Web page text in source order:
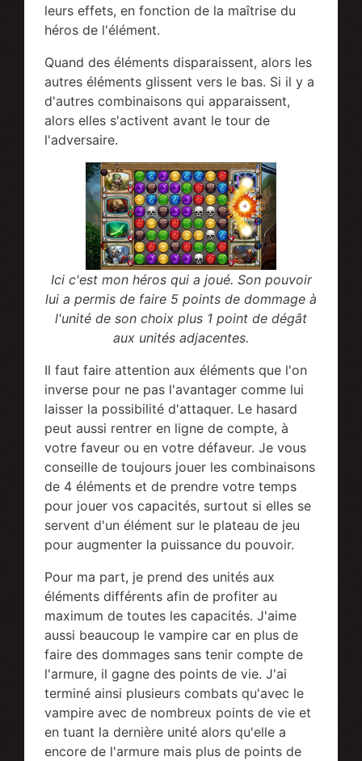
leurs effets, en fonction de la maîtrise du
héros de l'élément.
Quand des éléments disparaissent, alors les
autres éléments glissent vers le bas. Si il y a
d'autres combinaisons qui apparaissent,
alors elles s'activent avant le tour de
l'adversaire.
Ici c'est mon héros qui a joué. Son pouvoir
lui a permis de faire 5 points de dommage à
l'unité de son choix plus 1 point de dégât
aux unités adjacentes.
Il faut faire attention aux éléments que l'on
inverse pour ne pas l'avantager comme lui
laisser la possibilité d'attaquer. Le hasard
peut aussi rentrer en ligne de compte, à
votre faveur ou en votre défaveur. Je vous
conseille de toujours jouer les combinaisons
de 4 éléments et de prendre votre temps
pour jouer vos capacités, surtout si elles se
servent d'un élément sur le plateau de jeu
pour augmenter la puissance du pouvoir.
Pour ma part, je prend des unités aux
éléments différents afin de profiter au
maximum de toutes les capacités. J'aime
aussi beaucoup le vampire car en plus de
faire des dommages sans tenir compte de
l'armure, il gagne des points de vie. J'ai
terminé ainsi plusieurs combats qu'avec le
vampire avec de nombreux points de vie et
en tuant la dernière unité alors qu'elle a
encore de l'armure mais plus de points de